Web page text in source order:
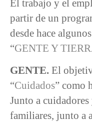
El trabajo y el
partir de un
desde hace
“GENTE Y
GENTE. El
“Cuidados” como
Junto a
familiares, junto a